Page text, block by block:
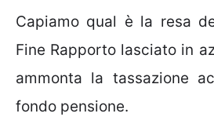
Capiamo qual è la resa
Fine Rapporto lasciato in
ammonta la tassazione
fondo pensione.